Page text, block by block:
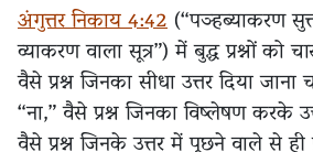
अंगुत्तर निकाय 4:42(“पञ्हब्याकरण
व्याकरण वाला सूत्र”) में बुद्ध प्रश्नों को
वैसे प्रश्न जिनका सीधा उत्तर दिया
“ना,” वैसे प्रश्न जिनका विष्लेषण करके